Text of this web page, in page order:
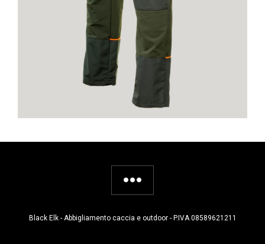
Black Elk - Abbigliamento caccia e outdoor - P.IVA 08589621211